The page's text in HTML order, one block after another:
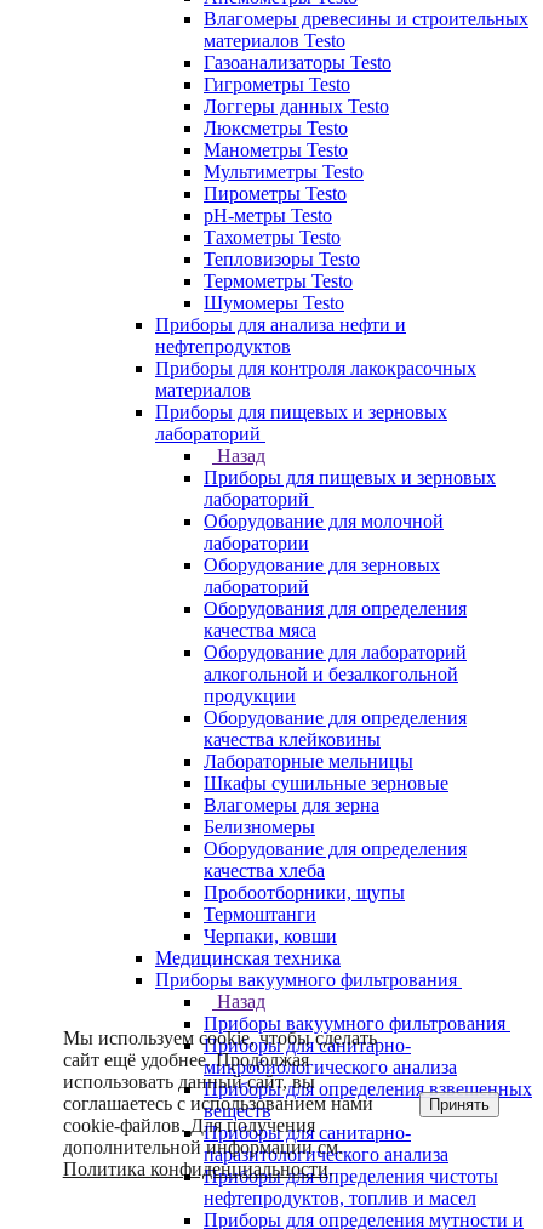
Влагомеры древесины и строительных
материалов Testo
Газоанализаторы Testo
Гигрометры Testo
Логгеры данных Testo
Люксметры Testo
Манометры Testo
Мультиметры Testo
Пирометры Testo
pH-метры Testo
Тахометры Testo
Тепловизоры Testo
Термометры Testo
Шумомеры Testo
Приборы для анализа нефти и
нефтепродуктов
Приборы для контроля лакокрасочных
материалов
Приборы для пищевых и зерновых
лабораторий
Назад
Приборы для пищевых и зерновых
лабораторий
Оборудование для молочной
лаборатории
Оборудование для зерновых
лабораторий
Оборудования для определения
качества мяса
Оборудование для лабораторий
алкогольной и безалкогольной
продукции
Оборудование для определения
качества клейковины
Лабораторные мельницы
Шкафы сушильные зерновые
Влагомеры для зерна
Белизномеры
Оборудование для определения
качества хлеба
Пробоотборники, щупы
Термоштанги
Черпаки, ковши
Медицинская техника
Приборы вакуумного фильтрования
Назад
Приборы вакуумного фильтрования
Приборы для санитарно-
микробиологического анализа
Приборы для определения взвешенных
веществ
Приборы для санитарно-
паразитологического анализа
Приборы для определения чистоты
нефтепродуктов, топлив и масел
Приборы для определения мутности и
Мы используем cookie, чтобы сделать
сайт ещё удобнее. Продолжая
использовать данный сайт, вы
соглашаетесь с использованием нами
cookie-файлов. Для получения
дополнительной информации см.
Политика конфиденциальности.
Принять